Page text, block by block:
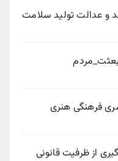
و عدالت تولید سلامت
فرهنگی هنری
از ظرفیت قانونی